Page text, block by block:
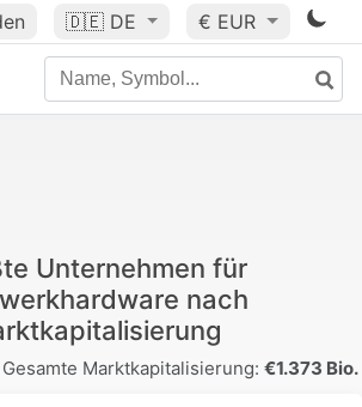
🇩🇪 DE € EUR
Unternehmen für
nach
Gesamte Marktkapitalisierung: €1.373 Bio.